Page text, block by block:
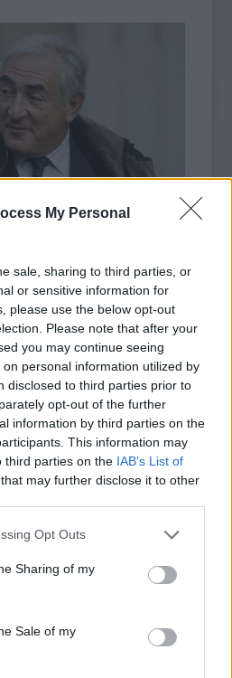
My Personal
sale, sharing to third parties, or
or sensitive information for
please use the below opt-out
Please note that after your
you may continue seeing
personal information utilized by
disclosed to third parties prior to
opt-out of the further
information by third parties on the
This information may
third parties on the IAB’s List of
that may further disclose it to other
app uses one or more Google
behaviour. You may click to
and its third-party tags to
purposes in below Google
Opt Outs
Sharing of my
Sale of my
értesülései szerint
komikus
Welcome To New Yorkcímű
is felidézte, amelyben
Strauss-Kahnt és
feleségét.